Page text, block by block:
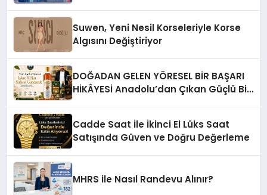
Suwen, Yeni Nesil Korseleriyle Korse
Algısını Değiştiriyor
DOĞADAN GELEN YÖRESEL BİR BAŞARI
HİKÂYESİ Anadolu’dan Çıkan Güçlü Bir
Cadde Saat İle İkinci El Lüks Saat
Satışında Güven ve Doğru Değerleme
MHRS ile Nasıl Randevu Alınır?